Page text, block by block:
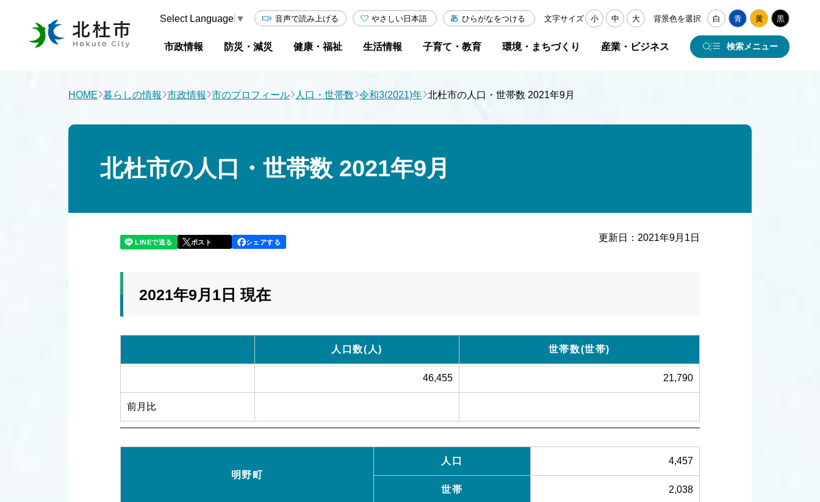
Select Language ▼ 音声で読み上げる やさしい日本語 ひらがなをつける 文字サイズ 小 中 大 背景色を選択 白 青 黄 黒
市政情報 防災・減災 健康・福祉 生活情報 子育て・教育 環境・まちづくり 産業・ビジネス 検索メニュー
HOME›暮らしの情報›市政情報›市のプロフィール› 人口・世帯数›令和3(2021)年›北杜市の人口・世帯数 2021年9月
北杜市の人口・世帯数 2021年9月
LINEで送る ポスト シェアする 更新日： 2021年9月1日
2021年9月1日 現在
人口数(人) 世帯数(世帯)
46,455 21,790
前月比
明野町
人口 4,457
世帯 2,038